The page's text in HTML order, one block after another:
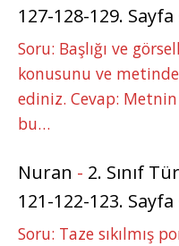
127-128-129. Sayfa
Soru: Başlığı ve
konusunu ve
ediniz. Cevap:
bu…
Nuran - 2. Sınıf
121-122-123. Sayfa
Soru: Taze sıkılmış